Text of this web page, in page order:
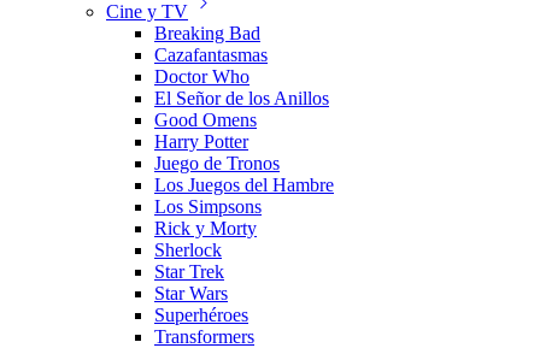
Cine y TV
Breaking Bad
Cazafantasmas
Doctor Who
El Señor de los Anillos
Good Omens
Harry Potter
Juego de Tronos
Los Juegos del Hambre
Los Simpsons
Rick y Morty
Sherlock
Star Trek
Star Wars
Superhéroes
Transformers